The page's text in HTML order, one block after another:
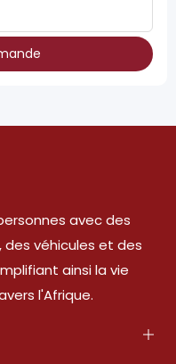
avec des
des véhicules et des
ainsi la vie
l'Afrique.